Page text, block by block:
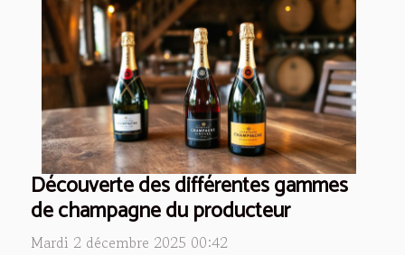
Découverte des différentes gammes
de champagne du producteur
Mardi 2 décembre 2025 00:42